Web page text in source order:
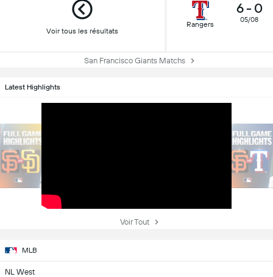
Voir tous les résultats
Rangers
6- 0
05/08
San Francisco Giants Matchs
MLB
NL West
Latest Highlights
Voir Tout